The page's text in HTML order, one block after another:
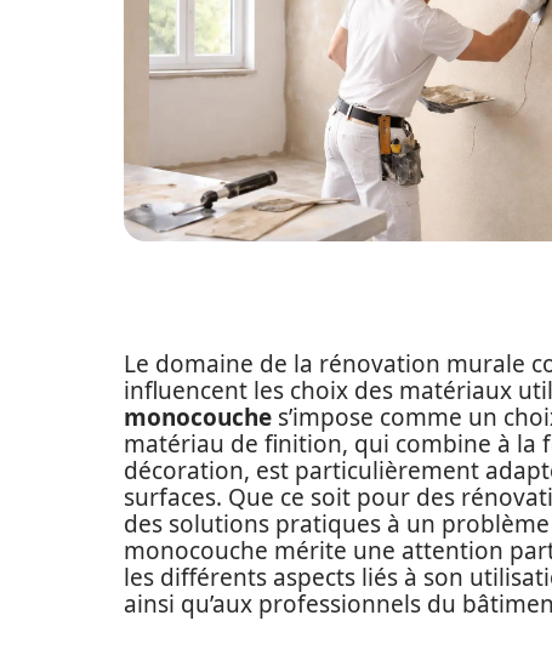
Le domaine de la rénovation murale
influencent les choix des matériaux
monocouche s’impose comme un
matériau de finition, qui combine à la
décoration, est particulièrement
surfaces. Que ce soit pour des
des solutions pratiques à un
monocouche mérite une attention
les différents aspects liés à son
ainsi qu’aux professionnels du